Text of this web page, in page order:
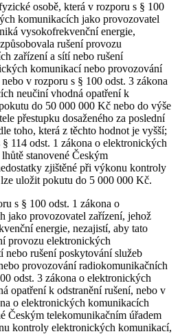
osobě, která v rozporu s § 100
komunikacích jako provozovatel
vysokofrekvenční energie,
rušení provozu
zařízení a sítí nebo rušení
komunikací nebo provozování
v rozporu s § 100 odst. 3 zákona
neučiní vhodná opatření k
do 50 000 000 Kč nebo do výše
přestupku dosaženého za poslední
toho, která z těchto hodnot je vyšší;
114 odst. 1 zákona o elektronických
stanovené Českým
zjištěné při výkonu kontroly
uložit pokutu do 5 000 000 Kč.
s § 100 odst. 1 zákona o
jako provozovatel zařízení, jehož
energie, nezajistí, aby tato
provozu elektronických
nebo rušení poskytování služeb
provozování radiokomunikačních
odst. 3 zákona o elektronických
opatření k odstranění rušení, nebo v
o elektronických komunikacích
Českým telekomunikačním úřadem
kontroly elektronických komunikací,